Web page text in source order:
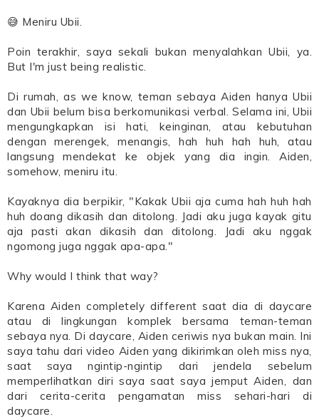
😅 Meniru Ubii.
Poin terakhir, saya sekali bukan menyalahkan Ubii, ya.
But I'm just being realistic.
Di rumah, as we know, teman sebaya Aiden hanya Ubii
dan Ubii belum bisa berkomunikasi verbal. Selama ini, Ubii
mengungkapkan isi hati, keinginan, atau kebutuhan
dengan merengek, menangis, hah huh hah huh, atau
langsung mendekat ke objek yang dia ingin. Aiden,
somehow, meniru itu.
Kayaknya dia berpikir, "Kakak Ubii aja cuma hah huh hah
huh doang dikasih dan ditolong. Jadi aku juga kayak gitu
aja pasti akan dikasih dan ditolong. Jadi aku nggak
ngomong juga nggak apa-apa."
Why would I think that way?
Karena Aiden completely different saat dia di daycare
atau di lingkungan komplek bersama teman-teman
sebaya nya. Di daycare, Aiden ceriwis nya bukan main. Ini
saya tahu dari video Aiden yang dikirimkan oleh miss nya,
saat saya ngintip-ngintip dari jendela sebelum
memperlihatkan diri saya saat saya jemput Aiden, dan
dari cerita-cerita pengamatan miss sehari-hari di
daycare.